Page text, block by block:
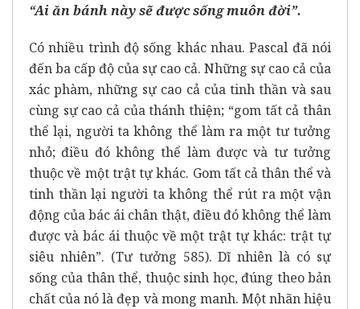
“Ai ăn bánh này sẽ được sống muôn đời”.
Có nhiều trình độ sống khác nhau. Pascal đã nói
đến ba cấp độ của sự cao cả. Những sự cao cả của
xác phàm, những sự cao cả của tinh thần và sau
cùng sự cao cả của thánh thiện; “gom tất cả thân
thể lại, người ta không thể làm ra một tư tưởng
nhỏ; điều đó không thể làm được và tư tưởng
thuộc về một trật tự khác. Gom tất cả thân thể và
tinh thần lại người ta không thể rút ra một vận
động của bác ái chân thật, điều đó không thể làm
được và bác ái thuộc về một trật tự khác: trật tự
siêu nhiên”. (Tư tưởng 585). Dĩ nhiên là có sự
sống của thân thể, thuộc sinh học, đúng theo bản
chất của nó là đẹp và mong manh. Một nhãn hiệu